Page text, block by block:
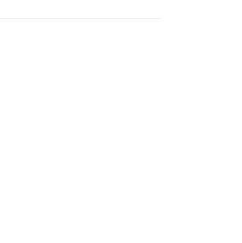
やすい環境も整ってい
が備え付けられている